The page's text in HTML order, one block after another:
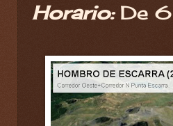
Horario:De 6